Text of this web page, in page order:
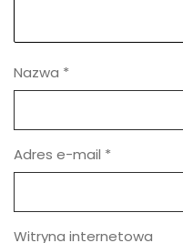
Adres e-mail
Witryna internetowa